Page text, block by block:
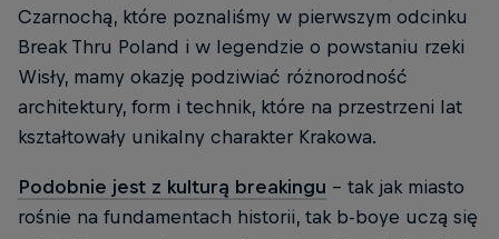
Czarnochą, które poznaliśmy w pierwszym odcinku
Break Thru Poland i w legendzie o powstaniu rzeki
Wisły, mamy okazję podziwiać różnorodność
architektury, form i technik, które na przestrzeni lat
kształtowały unikalny charakter Krakowa.
Podobnie jest z kulturą breakingu - tak jak miasto
rośnie na fundamentach historii, tak b-boye uczą się